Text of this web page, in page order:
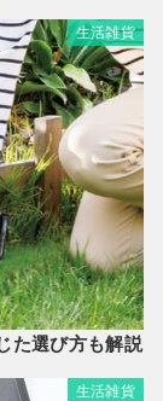
生活雑貨
た選び方も解説
生活雑貨